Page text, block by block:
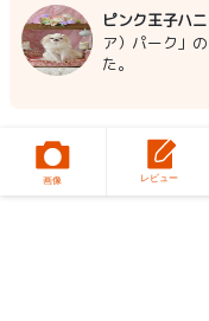
ピンク王子ハ
ア）パーク」
た。
画像 レビュー